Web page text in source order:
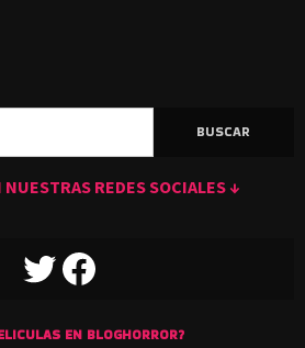
REDES SOCIALES ↓
TWITTERFACEBOOK
EN BLOGHORROR?